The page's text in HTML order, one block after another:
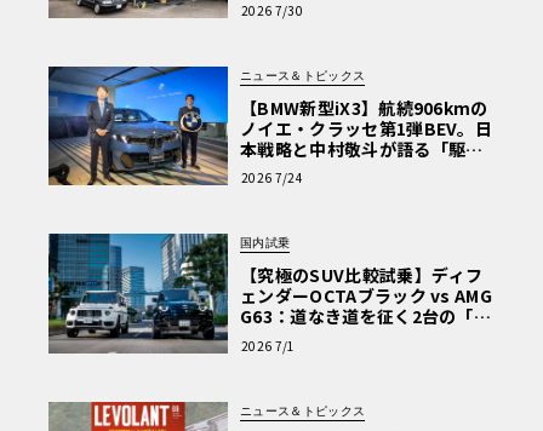
を選ぶ理由〈PR〉
2026 7/30
ニュース＆トピックス
【BMW新型iX3】航続906kmの
ノイエ・クラッセ第1弾BEV。日
本戦略と中村敬斗が語る「駆け
ぬける歓び」
2026 7/24
国内試乗
【究極のSUV比較試乗】ディフ
ェンダーOCTAブラック vs AMG
G63：道なき道を征く2台の「対
極的アプローチ」
2026 7/1
ニュース＆トピックス